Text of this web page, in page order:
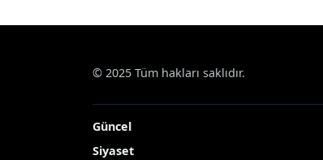
Haberler Çevre Yağışlarla hayata
Yağışlarla